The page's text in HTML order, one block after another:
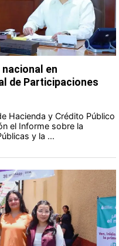
en
de Participaciones
Hacienda y Crédito Público
el Informe sobre la
y la ...